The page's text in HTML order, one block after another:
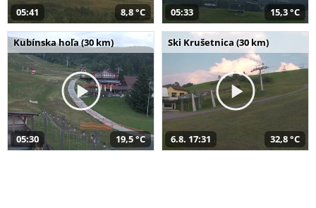
05:41 8,8 °C 05:33 15,3 °C
Kubínska hoľa (30 km)
05:30 19,5 °C
Ski Krušetnica (30 km)
6.8. 17:31 32,8 °C